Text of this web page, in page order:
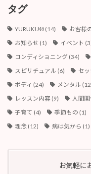
ブ
タグ
YURUKU®︎(14) お客様
お知らせ (1) イベント
コンディショニング (34)
スピリチュアル (6) セ
ボディ (24) メンタル
レッスン内容(9) 人間
子育て (4) 季節もの (1)
理念(12) 病は気から (1)
お気軽に